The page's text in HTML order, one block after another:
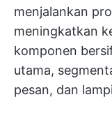
menjalankan
meningkatkan
komponen
utama,
pesan, dan